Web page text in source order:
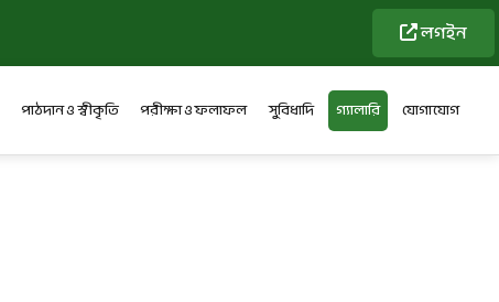
লগইন
পাঠদান ও স্বীকৃতি পরীক্ষা ও ফলাফল সুবিধাদি গ্যালারি যোগাযোগ